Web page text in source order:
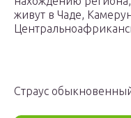
живут в Чаде,
Страус